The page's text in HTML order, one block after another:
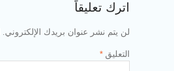
اترك تعليقاً
لن يتم نشر عنوان بريدك الإلكتروني.
التعليق *